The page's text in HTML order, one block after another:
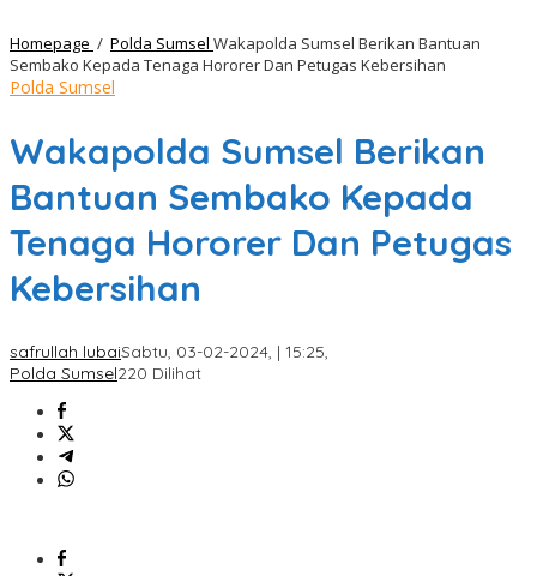
Homepage / Polda Sumsel Wakapolda Sumsel Berikan Bantuan
Sembako Kepada Tenaga Hororer Dan Petugas Kebersihan
Polda Sumsel
Wakapolda Sumsel Berikan
Bantuan Sembako Kepada
Tenaga Hororer Dan Petugas
Kebersihan
safrullah lubaiSabtu, 03-02-2024, | 15:25,
Polda Sumsel220 Dilihat